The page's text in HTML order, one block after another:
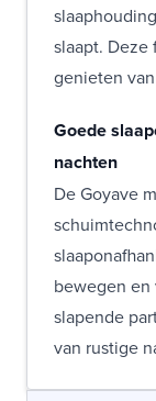
slaapt.
genieten
Goede
nachten
De Goyave
bewegen
slapende
van rustige